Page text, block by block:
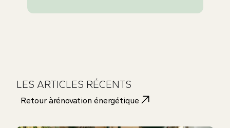
LES ARTICLES RÉCENTS
Retour àrénovation énergétique